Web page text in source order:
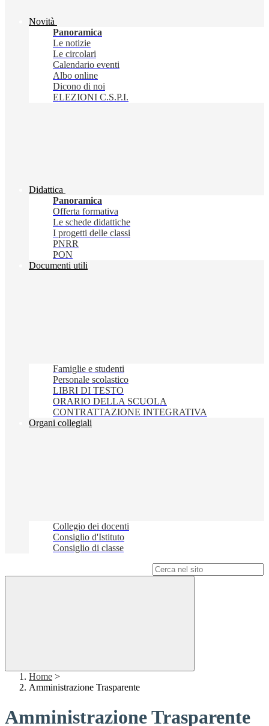
Novità
Panoramica
Le notizie
Le circolari
Calendario eventi
Albo online
Dicono di noi
ELEZIONI C.S.P.I.
Didattica
Panoramica
Offerta formativa
Le schede didattiche
I progetti delle classi
PNRR
PON
Documenti utili
Famiglie e studenti
Personale scolastico
LIBRI DI TESTO
ORARIO DELLA SCUOLA
CONTRATTAZIONE INTEGRATIVA
Organi collegiali
Collegio dei docenti
Consiglio d'Istituto
Consiglio di classe
Home >
Amministrazione Trasparente
Amministrazione Trasparente